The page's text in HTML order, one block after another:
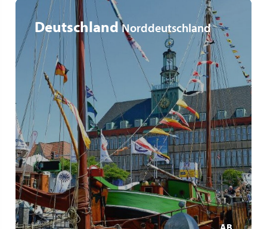
Deutschland Norddeutschland
Weite Strände und Dünen
Gesunde Seeluft
Ostfriesischen Inseln entdecken
MEHR ERFAHREN